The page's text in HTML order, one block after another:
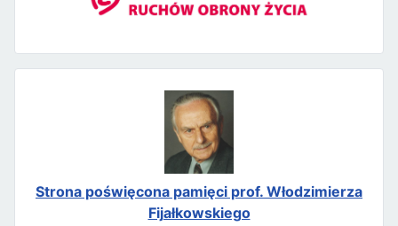
Strona poświęcona pamięci prof. Włodzimierza
Fijałkowskiego